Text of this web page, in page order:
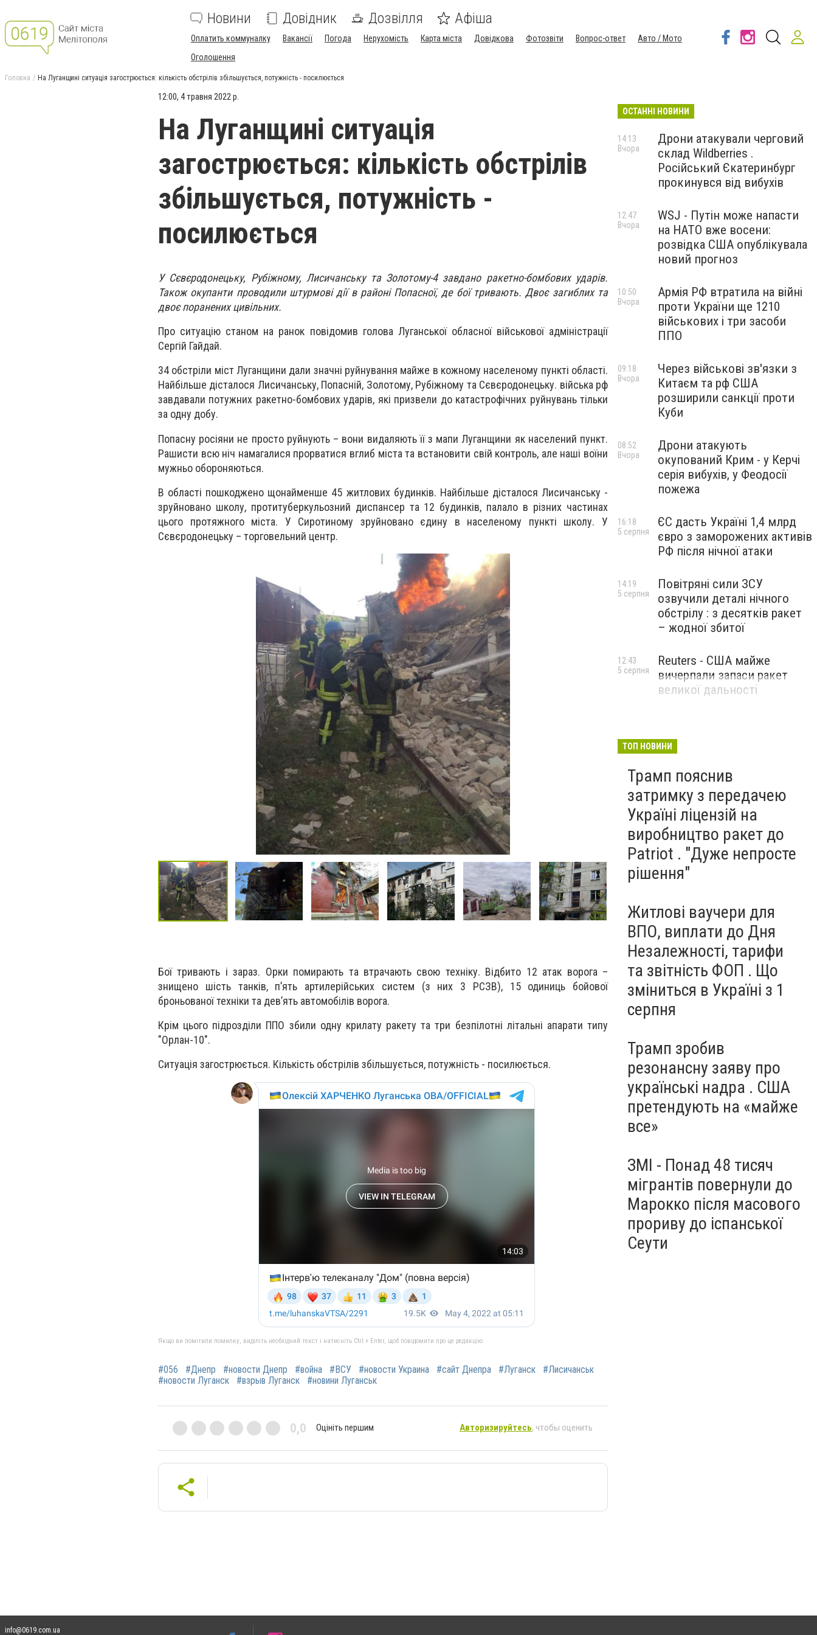
Новини Довідник Дозвілля Афіша
Оплатить коммуналку Вакансії Погода Нерухомість Карта міста Довідкова Фотозвіти Вопрос-ответ
Авто / Мото
Оголошення
Головна На Луганщині ситуація загострюється: кількість обстрілів збільшується, потужність - посилюється
12:00, 4 травня 2022 р.
На Луганщині ситуація
загострюється: кількість обстрілів
збільшується, потужність -
посилюється
У Сєвєродонецьку, Рубіжному, Лисичанську та Золотому-4 завдано ракетно-бомбових ударів.
Також окупанти проводили штурмові дії в районі Попасної, де бої тривають. Двоє загиблих та
двоє поранених цивільних.
Про ситуацію станом на ранок повідомив голова Луганської обласної військової адміністрації
Сергій Гайдай.
34 обстріли міст Луганщини дали значні руйнування майже в кожному населеному пункті області.
Найбільше дісталося Лисичанську, Попасній, Золотому, Рубіжному та Сєвєродонецьку. війська рф
завдавали потужних ракетно-бомбових ударів, які призвели до катастрофічних руйнувань тільки
за одну добу.
Попасну росіяни не просто руйнують – вони видаляють її з мапи Луганщини як населений пункт.
Рашисти всю ніч намагалися прорватися вглиб міста та встановити свій контроль, але наші воїни
мужньо обороняються.
В області пошкоджено щонайменше 45 житлових будинків. Найбільше дісталося Лисичанську -
зруйновано школу, протитуберкульозний диспансер та 12 будинків, палало в різних частинах
цього протяжного міста. У Сиротиному зруйновано єдину в населеному пункті школу. У
Сєвєродонецьку – торговельний центр.
Бої тривають і зараз. Орки помирають та втрачають свою техніку. Відбито 12 атак ворога –
знищено шість танків, п’ять артилерійських систем (з них 3 РСЗВ), 15 одиниць бойової
броньованої техніки та дев’ять автомобілів ворога.
Крім цього підрозділи ППО збили одну крилату ракету та три безпілотні літальні апарати типу
"Орлан-10".
Ситуація загострюється. Кількість обстрілів збільшується, потужність - посилюється.
Якщо ви помітили помилку, виділіть необхідний текст і натисніть Ctrl + Enter, щоб повідомити про це редакцію
#056 #Днепр #новости Днепр #война #ВСУ #новости Украина #сайт Днепра #Луганск
#Лисичанськ
#новости Луганск
#взрыв Луганск #новини Луганськ
0,0 Оцініть першим Авторизируйтесь, чтобы оценить
ОСТАННІ НОВИНИ
Дрони атакували черговий
склад Wildberries .
Російський Єкатеринбург
прокинувся від вибухів
14:13
Вчора
WSJ - Путін може напасти
на НАТО вже восени:
розвідка США опублікувала
новий прогноз
12:47
Вчора
Армія РФ втратила на війні
проти України ще 1210
військових і три засоби
ППО
10:50
Вчора
Через військові зв'язки з
Китаєм та рф США
розширили санкції проти
Куби
09:18
Вчора
Дрони атакують
окупований Крим - у Керчі
серія вибухів, у Феодосії
пожежа
08:52
Вчора
ЄС дасть Україні 1,4 млрд
євро з заморожених активів
РФ після нічної атаки
16:18
5 серпня
Повітряні сили ЗСУ
озвучили деталі нічного
обстрілу : з десятків ракет
– жодної збитої
14:19
5 серпня
Reuters - США майже
вичерпали запаси ракет
великої дальності
12:43
5 серпня
ТОП НОВИНИ
Трамп пояснив
затримку з передачею
Україні ліцензій на
виробництво ракет до
Patriot . "Дуже непросте
рішення"
Житлові ваучери для
ВПО, виплати до Дня
Незалежності, тарифи
та звітність ФОП . Що
зміниться в Україні з 1
серпня
Трамп зробив
резонансну заяву про
українські надра . США
претендують на «майже
все»
ЗМІ - Понад 48 тисяч
мігрантів повернули до
Марокко після масового
прориву до іспанської
Сеути
info@0619.com.ua